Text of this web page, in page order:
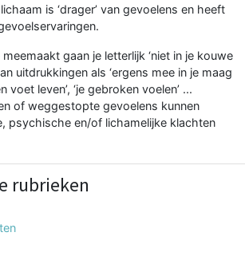
is ‘drager’ van gevoelens en heeft
gaan je letterlijk ‘niet in je kouwe
uitdrukkingen als ‘ergens mee in je maag
voet leven’, ‘je gebroken voelen’ ...
of weggestopte gevoelens kunnen
psychische en/of lichamelijke klachten
rubrieken